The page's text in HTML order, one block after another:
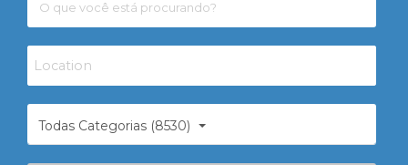
Todas Categorias (8530)